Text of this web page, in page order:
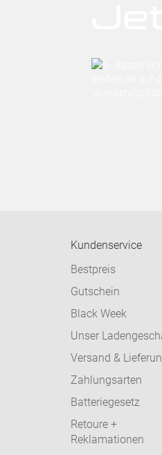
Kundenservice
Bestpreis
Gutschein
Black Week
Unser
Versand &
Zahlungsarten
Batteriegesetz
Retoure +
Reklamationen